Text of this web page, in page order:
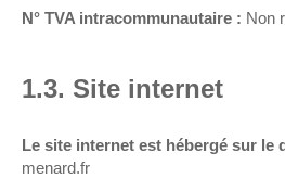
N° TVA intracommunautaire : Non
1.3. Site internet
Le site internet est hébergé sur le
menard.fr